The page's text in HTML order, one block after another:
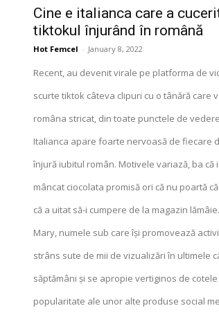
Cine e italianca care a
tiktokul înjurând în română
Hot Femcel - January 8, 2022
Recent, au devenit virale pe platforma de
scurte tiktok câteva clipuri cu o tânără care
româna stricat, din toate punctele de
Italianca apare foarte nervoasă de fiecare
înjură iubitul român. Motivele variază, ba că
mâncat ciocolata promisă ori că nu poartă
că a uitat să-i cumpere de la magazin
Mary, numele sub care își promovează
strâns sute de mii de vizualizări în ultimele
săptămâni și se apropie vertiginos de
popularitate ale unor alte produse social